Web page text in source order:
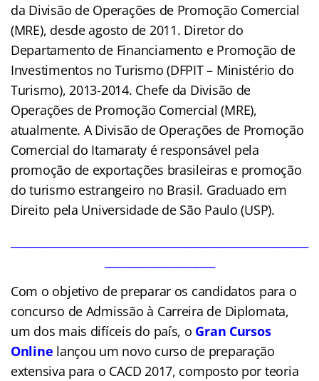
da Divisão de Operações de Promoção Comercial
(MRE), desde agosto de 2011. Diretor do
Departamento de Financiamento e Promoção de
Investimentos no Turismo (DFPIT – Ministério do
Turismo), 2013-2014. Chefe da Divisão de
Operações de Promoção Comercial (MRE),
atualmente. A Divisão de Operações de Promoção
Comercial do Itamaraty é responsável pela
promoção de exportações brasileiras e promoção
do turismo estrangeiro no Brasil. Graduado em
Direito pela Universidade de São Paulo (USP).
Com o objetivo de preparar os candidatos para o
concurso de Admissão à Carreira de Diplomata,
um dos mais difíceis do país, o Gran Cursos
Online lançou um novo curso de preparação
extensiva para o CACD 2017, composto por teoria